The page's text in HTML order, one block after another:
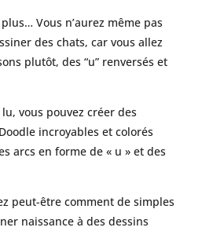
Vous n’aurez même pas
des chats, car vous allez
plutôt, des “u” renversés et
vous pouvez créer des
incroyables et colorés
arcs en forme de « u » et des
peut-être comment de simples
naissance à des dessins